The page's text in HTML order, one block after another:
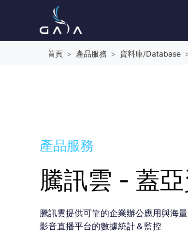
首頁 產品服務 資料庫/Database
產品服務
騰訊雲 - 蓋
騰訊雲提供可靠的企業辦公應用與海
影音直播平台的數據統計＆監控